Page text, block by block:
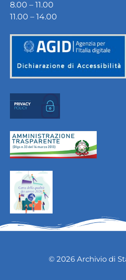
8.00 – 11.00
11.00 – 14.00
© 2026 Archivio di